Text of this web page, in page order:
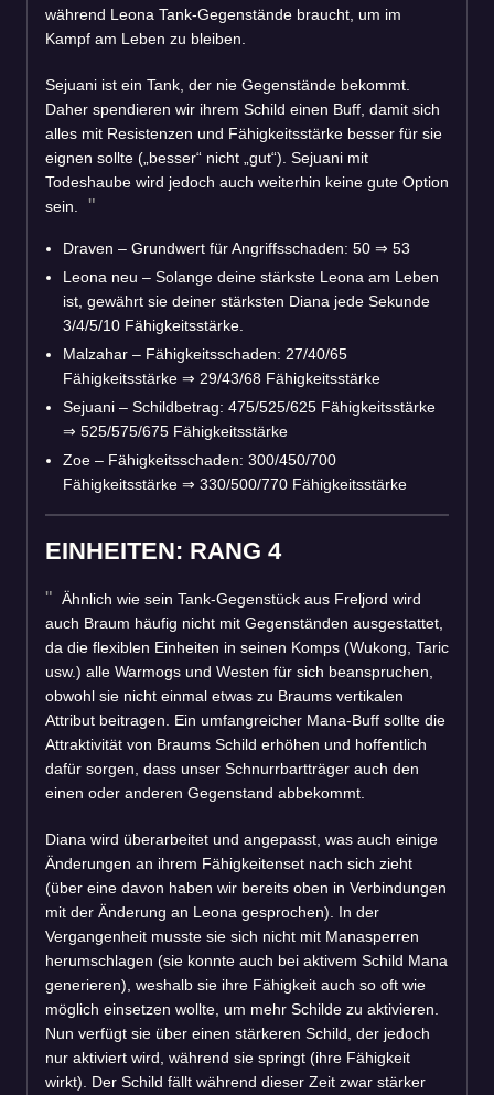
während Leona Tank-Gegenstände braucht, um im
Kampf am Leben zu bleiben.
Sejuani ist ein Tank, der nie Gegenstände bekommt.
Daher spendieren wir ihrem Schild einen Buff, damit sich
alles mit Resistenzen und Fähigkeitsstärke besser für sie
eignen sollte („besser“ nicht „gut“). Sejuani mit
Todeshaube wird jedoch auch weiterhin keine gute Option
sein.
Draven – Grundwert für Angriffsschaden: 50 ⇒ 53
Leona neu – Solange deine stärkste Leona am Leben
ist, gewährt sie deiner stärksten Diana jede Sekunde
3/4/5/10 Fähigkeitsstärke.
Malzahar – Fähigkeitsschaden: 27/40/65
Fähigkeitsstärke ⇒ 29/43/68 Fähigkeitsstärke
Sejuani – Schildbetrag: 475/525/625 Fähigkeitsstärke
⇒ 525/575/675 Fähigkeitsstärke
Zoe – Fähigkeitsschaden: 300/450/700
Fähigkeitsstärke ⇒ 330/500/770 Fähigkeitsstärke
EINHEITEN: RANG 4
Ähnlich wie sein Tank-Gegenstück aus Freljord wird
auch Braum häufig nicht mit Gegenständen ausgestattet,
da die flexiblen Einheiten in seinen Komps (Wukong, Taric
usw.) alle Warmogs und Westen für sich beanspruchen,
obwohl sie nicht einmal etwas zu Braums vertikalen
Attribut beitragen. Ein umfangreicher Mana-Buff sollte die
Attraktivität von Braums Schild erhöhen und hoffentlich
dafür sorgen, dass unser Schnurrbartträger auch den
einen oder anderen Gegenstand abbekommt.
Diana wird überarbeitet und angepasst, was auch einige
Änderungen an ihrem Fähigkeitenset nach sich zieht
(über eine davon haben wir bereits oben in Verbindungen
mit der Änderung an Leona gesprochen). In der
Vergangenheit musste sie sich nicht mit Manasperren
herumschlagen (sie konnte auch bei aktivem Schild Mana
generieren), weshalb sie ihre Fähigkeit auch so oft wie
möglich einsetzen wollte, um mehr Schilde zu aktivieren.
Nun verfügt sie über einen stärkeren Schild, der jedoch
nur aktiviert wird, während sie springt (ihre Fähigkeit
wirkt). Der Schild fällt während dieser Zeit zwar stärker